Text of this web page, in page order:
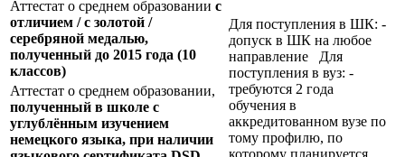
Аттестат о среднем образовании с
отличием / с золотой /
серебряной медалью,
полученный до 2015 года (10
классов)
Для поступления в ШК: -
допуск в ШК на любое
направление Для
поступления в вуз: -
требуются 2 года
обучения в
аккредитованном вузе по
тому профилю, по
которому планируется
Аттестат о среднем образовании,
полученный в школе с
углублённым изучением
немецкого языка, при наличии